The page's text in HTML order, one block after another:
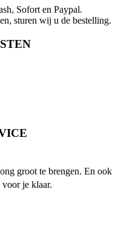
Sofort en Paypal.
sturen wij u de bestelling.
groot te brengen. En ook
je klaar.